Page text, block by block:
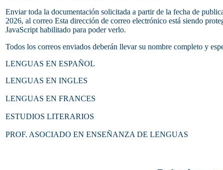
Enviar toda la documentación solicitada a partir de la fecha de
2026, al correo Esta dirección de correo electrónico está siendo
JavaScript habilitado para poder verlo.
Todos los correos enviados deberán llevar su nombre completo y
LENGUAS EN ESPAÑOL
LENGUAS EN INGLES
LENGUAS EN FRANCES
ESTUDIOS LITERARIOS
PROF. ASOCIADO EN ENSEÑANZA DE LENGUAS